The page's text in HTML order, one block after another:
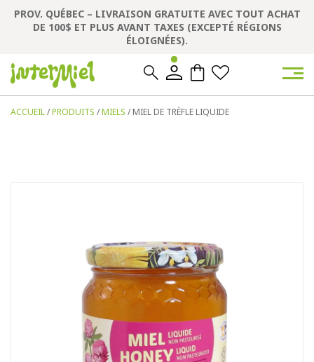
PROV. QUÉBEC – LIVRAISON GRATUITE AVEC TOUT ACHAT
DE 100$ ET PLUS AVANT TAXES (EXCEPTÉ RÉGIONS
ÉLOIGNÉES).
0
ACCUEIL/PRODUITS /MIELS / MIEL DE TRÈFLE LIQUIDE